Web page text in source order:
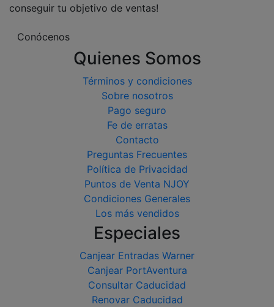
conseguir tu objetivo de ventas!
Conócenos
Quienes Somos
Términos y condiciones
Sobre nosotros
Pago seguro
Fe de erratas
Contacto
Preguntas Frecuentes
Política de Privacidad
Puntos de Venta NJOY
Condiciones Generales
Los más vendidos
Especiales
Canjear Entradas Warner
Canjear PortAventura
Consultar Caducidad
Renovar Caducidad